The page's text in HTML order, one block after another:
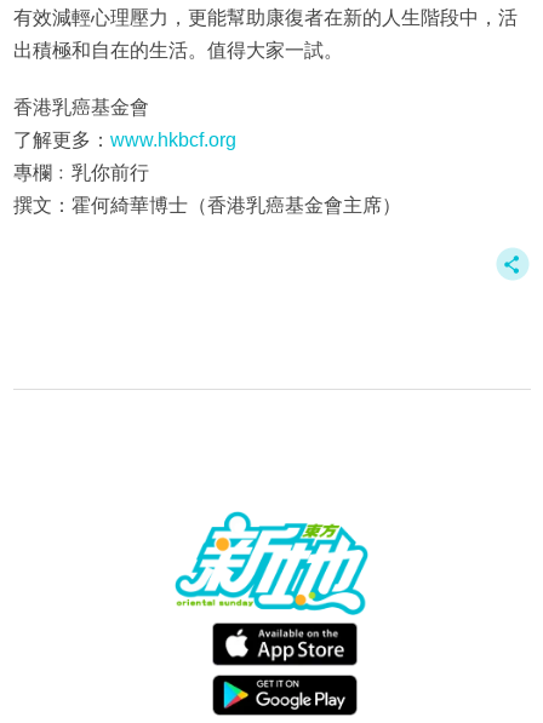
有效減輕心理壓力，更能幫助康復者在新的人生階段中，活
出積極和自在的生活。值得大家一試。
香港乳癌基金會
了解更多： www.hkbcf.org
專欄﹕乳你前行
撰文：霍何綺華博士（香港乳癌基金會主席）